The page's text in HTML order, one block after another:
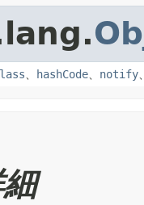
、 hashCode、 notify